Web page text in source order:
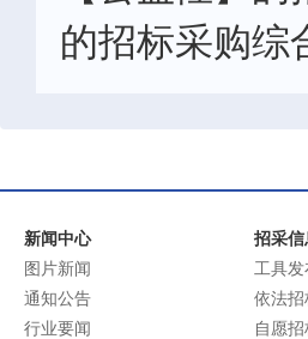
的招标采购综
新闻中心
图片新闻
通知公告
行业要闻
招采信
工具发
依法招
自愿